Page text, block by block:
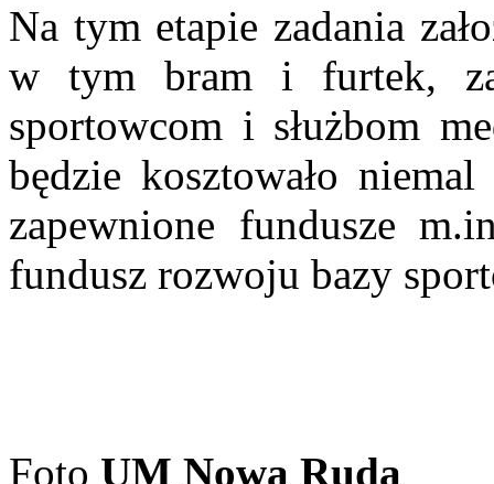
Na tym etapie zadania
w tym bram i furtek,
sportowcom i służbom
będzie kosztowało
zapewnione fundusze
fundusz rozwoju bazy
Foto UM Nowa Ruda